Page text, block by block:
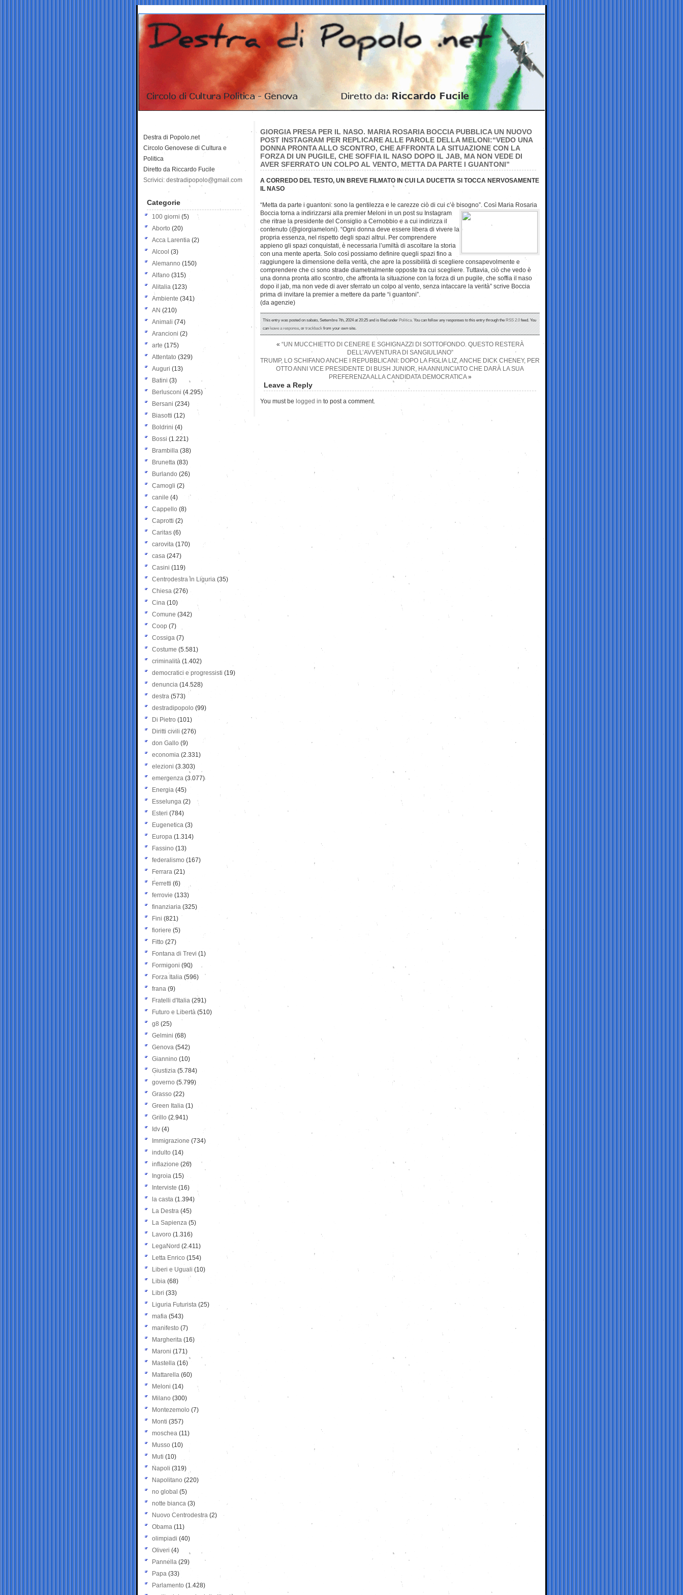
GIORGIA PRESA PER IL NASO. MARIA ROSARIA BOCCIA PUBBLICA UN NUOVO
POST INSTAGRAM PER REPLICARE ALLE PAROLE DELLA MELONI:“VEDO UNA
DONNA PRONTA ALLO SCONTRO, CHE AFFRONTA LA SITUAZIONE CON LA
FORZA DI UN PUGILE, CHE SOFFIA IL NASO DOPO IL JAB, MA NON VEDE DI
AVER SFERRATO UN COLPO AL VENTO, METTA DA PARTE I GUANTONI”
A CORREDO DEL TESTO, UN BREVE FILMATO IN CUI LA DUCETTA SI TOCCA NERVOSAMENTE
IL NASO
“Metta da parte i guantoni: sono la gentilezza e le carezze ciò di cui c’è bisogno”. Così Maria Rosaria
Boccia torna a indirizzarsi alla premier Meloni in un post su Instagram
che ritrae la presidente del Consiglio a Cernobbio e a cui indirizza il
contenuto (@giorgiameloni). “Ogni donna deve essere libera di vivere la
propria essenza, nel rispetto degli spazi altrui. Per comprendere
appieno gli spazi conquistati, è necessaria l’umiltà di ascoltare la storia
con una mente aperta. Solo così possiamo definire quegli spazi fino a
raggiungere la dimensione della verità, che apre la possibilità di scegliere consapevolmente e
comprendere che ci sono strade diametralmente opposte tra cui scegliere. Tuttavia, ciò che vedo è
una donna pronta allo scontro, che affronta la situazione con la forza di un pugile, che soffia il naso
dopo il jab, ma non vede di aver sferrato un colpo al vento, senza intaccare la verità” scrive Boccia
prima di invitare la premier a mettere da parte “i guantoni”.
(da agenzie)
This entry was posted on sabato, Settembre 7th, 2024 at 20:25 and is filed underPolitica. You can follow any responses to this entry through theRSS 2.0feed. You
canleave a response, ortrackbackfrom your own site.
« “UN MUCCHIETTO DI CENERE E SGHIGNAZZI DI SOTTOFONDO. QUESTO RESTERÀ
DELL’AVVENTURA DI SANGIULIANO”
TRUMP, LO SCHIFANO ANCHE I REPUBBLICANI: DOPO LA FIGLIA LIZ, ANCHE DICK CHENEY, PER
OTTO ANNI VICE PRESIDENTE DI BUSH JUNIOR, HA ANNUNCIATO CHE DARÀ LA SUA
PREFERENZA ALLA CANDIDATA DEMOCRATICA»
Leave a Reply
You must be logged in to post a comment.
Destra di Popolo.net
Circolo Genovese di Cultura e
Politica
Diretto da Riccardo Fucile
Scrivici: destradipopolo@gmail.com
Categorie
100 giorni (5)
Aborto (20)
Acca Larentia (2)
Alcool (3)
Alemanno (150)
Alfano (315)
Alitalia (123)
Ambiente (341)
AN (210)
Animali (74)
Arancioni (2)
arte (175)
Attentato (329)
Auguri (13)
Batini (3)
Berlusconi (4.295)
Bersani (234)
Biasotti (12)
Boldrini (4)
Bossi (1.221)
Brambilla (38)
Brunetta (83)
Burlando (26)
Camogli (2)
canile (4)
Cappello (8)
Caprotti (2)
Caritas (6)
carovita (170)
casa (247)
Casini (119)
Centrodestra in Liguria (35)
Chiesa (276)
Cina (10)
Comune (342)
Coop (7)
Cossiga (7)
Costume (5.581)
criminalità (1.402)
democratici e progressisti (19)
denuncia (14.528)
destra (573)
destradipopolo (99)
Di Pietro (101)
Diritti civili (276)
don Gallo (9)
economia (2.331)
elezioni (3.303)
emergenza (3.077)
Energia (45)
Esselunga (2)
Esteri (784)
Eugenetica (3)
Europa (1.314)
Fassino (13)
federalismo (167)
Ferrara (21)
Ferretti (6)
ferrovie (133)
finanziaria (325)
Fini (821)
fioriere (5)
Fitto (27)
Fontana di Trevi (1)
Formigoni (90)
Forza Italia (596)
frana (9)
Fratelli d'Italia (291)
Futuro e Libertà (510)
g8 (25)
Gelmini (68)
Genova (542)
Giannino (10)
Giustizia (5.784)
governo (5.799)
Grasso (22)
Green Italia (1)
Grillo (2.941)
Idv (4)
Immigrazione (734)
indulto (14)
inflazione (26)
Ingroia (15)
Interviste (16)
la casta (1.394)
La Destra (45)
La Sapienza (5)
Lavoro (1.316)
LegaNord (2.411)
Letta Enrico (154)
Liberi e Uguali (10)
Libia (68)
Libri (33)
Liguria Futurista (25)
mafia (543)
manifesto (7)
Margherita (16)
Maroni (171)
Mastella (16)
Mattarella (60)
Meloni (14)
Milano (300)
Montezemolo (7)
Monti (357)
moschea (11)
Musso (10)
Muti (10)
Napoli (319)
Napolitano (220)
no global (5)
notte bianca (3)
Nuovo Centrodestra (2)
Obama (11)
olimpiadi (40)
Oliveri (4)
Pannella (29)
Papa (33)
Parlamento (1.428)